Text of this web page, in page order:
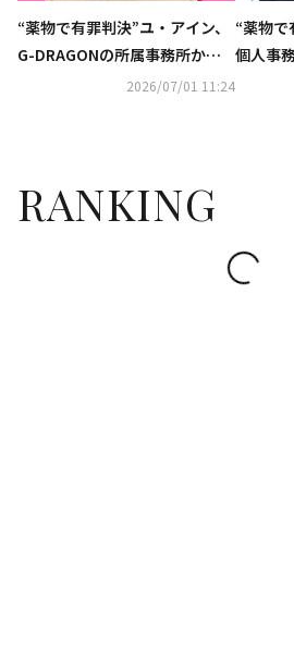
“薬物で有罪判決”ユ・アイン、
G-DRAGONの所属事務所から5
0億ウォンでオファー？報道に
2026/07/01 11:24
“薬物で
個人事
RANKING